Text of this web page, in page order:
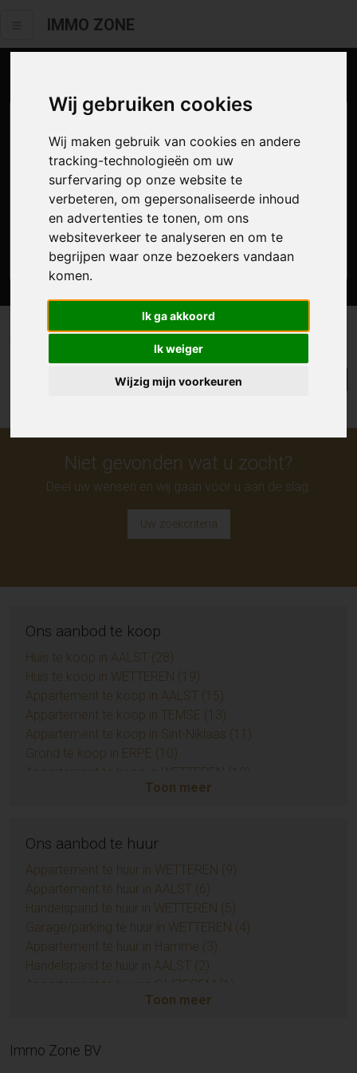
Wij gebruiken cookies
Wij maken gebruik van cookies en andere
tracking-technologieën om uw
surfervaring op onze website te
verbeteren, om gepersonaliseerde inhoud
en advertenties te tonen, om ons
websiteverkeer te analyseren en om te
begrijpen waar onze bezoekers vandaan
komen.
Ik ga akkoord
Ik weiger
Wijzig mijn voorkeuren
IMMO ZONE
Zoek
0 resultaten waarvan 0 in Bornem
Lijst
Niet gevonden wat u zocht?
Deel uw wensen en wij gaan voor u aan de slag.
Uw zoekcriteria
Ons aanbod te koop
Huis te koop in AALST (28)
Huis te koop in WETTEREN (19)
Appartement te koop in AALST (15)
Appartement te koop in TEMSE (13)
Appartement te koop in Sint-Niklaas (11)
Grond te koop in ERPE (10)
Appartement te koop in WETTEREN (10)
Appartement te koop in ZUIDKOTE (9)
Opbrengsteigendom te koop in AALST (6)
Huis te koop in Sint-Niklaas (6)
Grond te koop in BIEVRE (4)
Appartement te koop in AMBLETEUSE (4)
Appartement te koop in LEDE (3)
Huis te koop in Temse (3)
Huis te koop in EREMBODEGEM (3)
Huis te koop in Sint-Lievens-Houtem (3)
Grond te koop in KERKSKEN (3)
Appartement te koop in LIEDEKERKE (3)
Toon meer
Ons aanbod te huur
Appartement te huur in WETTEREN (9)
Appartement te huur in AALST (6)
Handelspand te huur in WETTEREN (5)
Garage/parking te huur in WETTEREN (4)
Appartement te huur in Hamme (3)
Handelspand te huur in AALST (2)
Appartement te huur in GIJZEGEM (1)
Handelspand te huur in DENDERHOUTEM (1)
Huis te huur in AALST (1)
Toon meer
Immo Zone BV